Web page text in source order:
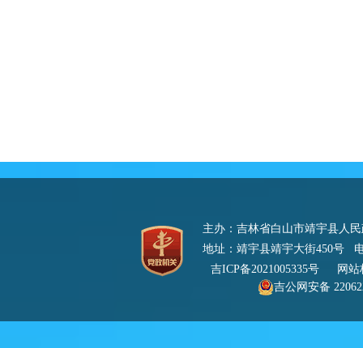
主办：吉林省白山市靖宇县人
地址：靖宇县靖宇大街450号
吉ICP备2021005335号
网站
吉公网安备